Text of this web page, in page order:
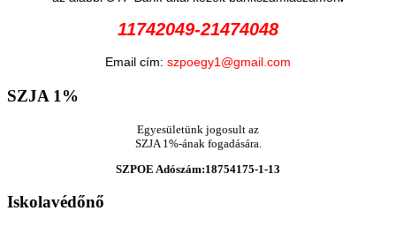
11742049-21474048
Email cím: szpoegy1@gmail.com
SZJA 1%
Egyesületünk jogosult az
SZJA 1%-ának fogadására.
SZPOE Adószám:18754175-1-13
Iskolavédőnő